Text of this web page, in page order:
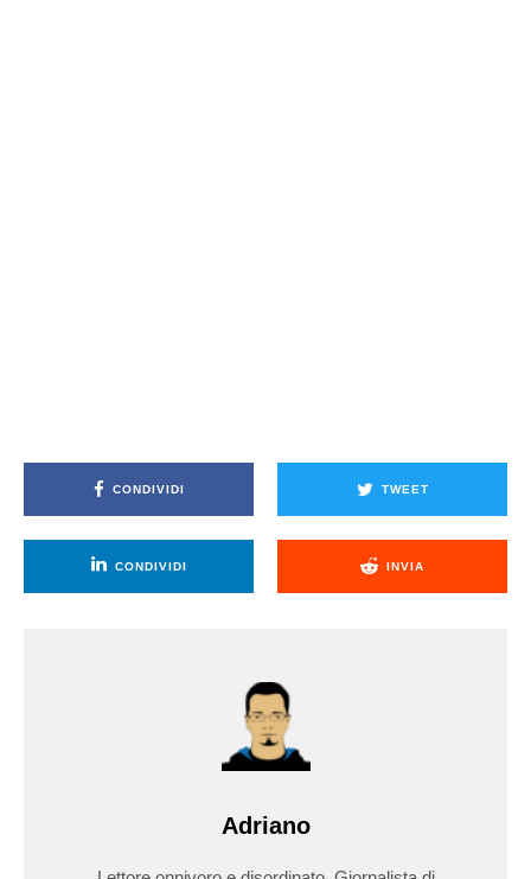
CONDIVIDI TWEET
CONDIVIDI INVIA
Adriano